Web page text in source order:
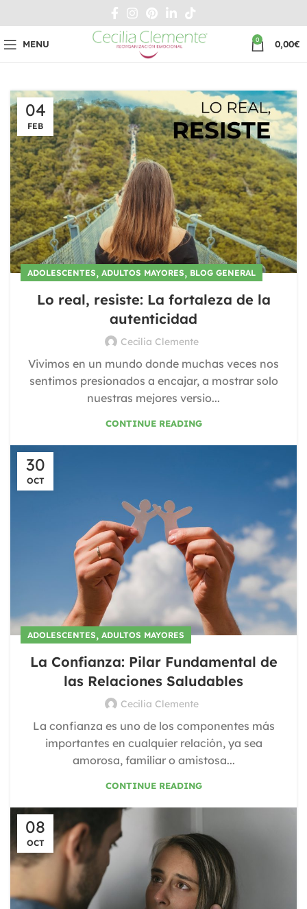
MENU 0 0,00€
04
FEB
ADOLESCENTES, ADULTOS MAYORES, BLOG GENERAL
Lo real, resiste: La fortaleza de la
autenticidad
Cecilia Clemente
Vivimos en un mundo donde muchas veces nos
sentimos presionados a encajar, a mostrar solo
nuestras mejores versio...
CONTINUE READING
30
OCT
ADOLESCENTES, ADULTOS MAYORES
La Confianza: Pilar Fundamental de
las Relaciones Saludables
Cecilia Clemente
La confianza es uno de los componentes más
importantes en cualquier relación, ya sea
amorosa, familiar o amistosa...
CONTINUE READING
08
OCT